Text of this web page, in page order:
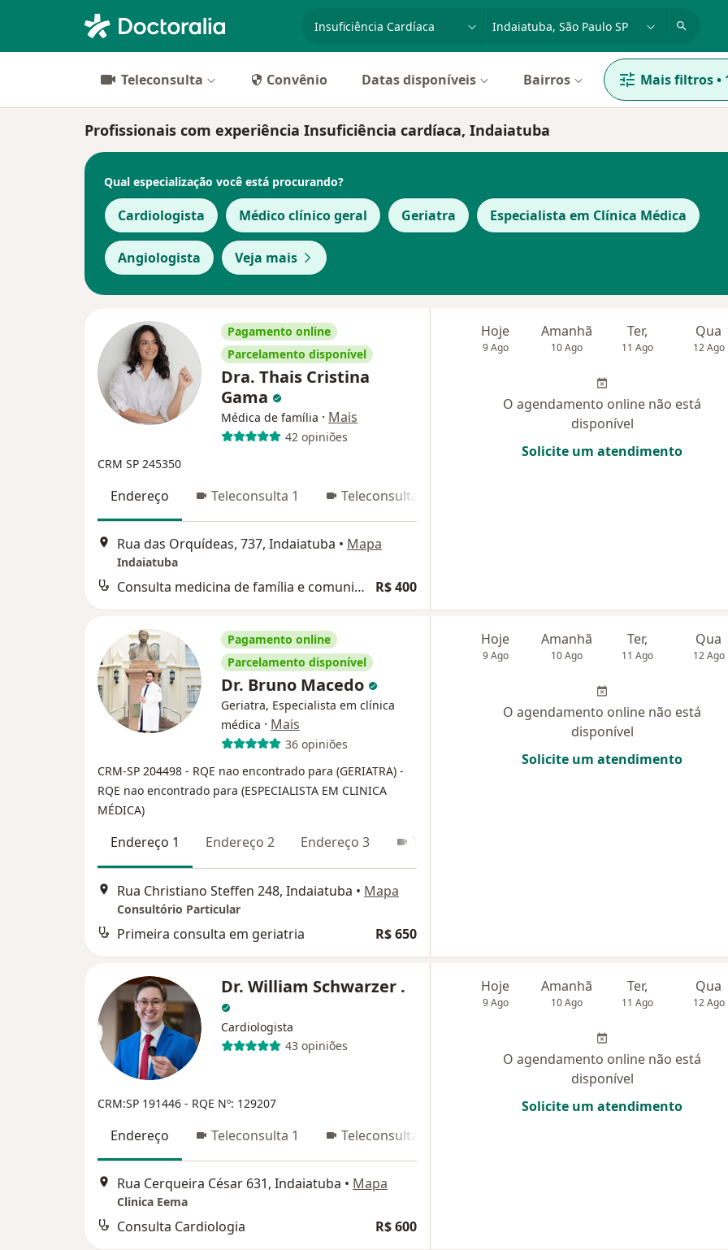
especialidade, doença ou nome
Teleconsulta Convênio Datas disponíveis Bairros Mais filtros•
Profissionais com experiência Insuficiência cardíaca, Indaiatuba
Qual especialização você está procurando?
Cardiologista Médico clínico geral Geriatra Especialista em Clínica Médica
Angiologista Veja mais
Pagamento online
Parcelamento disponível
Dra. Thais Cristina
Gama
Médica de família · Mais
42 opiniões
CRM SP 245350
Endereço Teleconsulta 1 Teleconsulta 2
Rua das Orquídeas, 737, Indaiatuba • Mapa
Indaiatuba
Consulta medicina de família e comunidade R$ 400
Hoje
9 Ago
Amanhã
10 Ago
Ter,
11 Ago
Qua
12 Ago
O agendamento online não está
disponível
Solicite um atendimento
Pagamento online
Parcelamento disponível
Dr. Bruno Macedo
Geriatra, Especialista em clínica
médica · Mais
36 opiniões
CRM-SP 204498 - RQE nao encontrado para (GERIATRA) -
RQE nao encontrado para (ESPECIALISTA EM CLINICA
MÉDICA)
Endereço 1 Endereço 2 Endereço 3 Teleconsulta
Rua Christiano Steffen 248, Indaiatuba • Mapa
Consultório Particular
Primeira consulta em geriatria R$ 650
Hoje
9 Ago
Amanhã
10 Ago
Ter,
11 Ago
Qua
12 Ago
O agendamento online não está
disponível
Solicite um atendimento
Dr. William Schwarzer .
Cardiologista
43 opiniões
CRM:SP 191446 - RQE Nº: 129207
Endereço Teleconsulta 1 Teleconsulta 2
Rua Cerqueira César 631, Indaiatuba • Mapa
Clinica Eema
Consulta Cardiologia R$ 600
Hoje
9 Ago
Amanhã
10 Ago
Ter,
11 Ago
Qua
12 Ago
O agendamento online não está
disponível
Solicite um atendimento